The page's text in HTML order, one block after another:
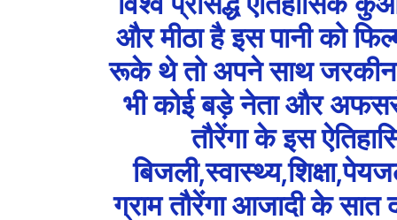
और मीठा है इस पानी को
रूके थे तो अपने साथ जरकीन
भी कोई बड़े नेता और
तौरेंगा के इस
ग्राम तौरेंगा आजादी के